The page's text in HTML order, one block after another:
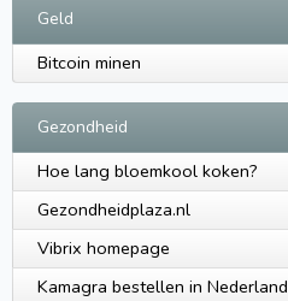
Geld
Bitcoin minen
Gezondheid
Hoe lang bloemkool koken?
Gezondheidplaza.nl
Vibrix homepage
Kamagra bestellen in Nederland